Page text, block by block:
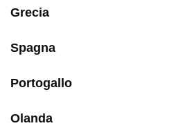
Grecia
Spagna
Portogallo
Olanda